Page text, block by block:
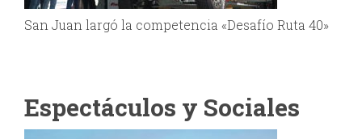
San Juan largó la competencia «Desafío Ruta 40»
Espectáculos y Sociales